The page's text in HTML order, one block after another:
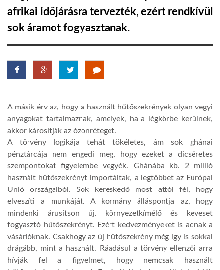
GLOBOTV
AFRIKA TUDÁSTÁR
A NAP SZÉPE
LINKTR.EE
DOBRAVERO.HU
afrikai időjárásra tervezték, ezért rendkívül
sok áramot fogyasztanak.
A másik érv az, hogy a használt hűtőszekrények olyan vegyi
anyagokat tartalmaznak, amelyek, ha a légkörbe kerülnek,
akkor károsítják az ózonréteget.
A törvény logikája tehát tökéletes, ám sok ghánai
pénztárcája nem engedi meg, hogy ezeket a dicséretes
szempontokat figyelembe vegyék. Ghánába kb. 2 millió
használt hűtőszekrényt importáltak, a legtöbbet az Európai
Unió országaiból. Sok kereskedő most attól fél, hogy
elveszíti a munkáját. A kormány álláspontja az, hogy
mindenki árusítson új, környezetkímélő és keveset
fogyasztó hűtőszekrényt. Ezért kedvezményeket is adnak a
vásárlóknak. Csakhogy az új hűtőszekrény még így is sokkal
drágább, mint a használt. Ráadásul a törvény ellenzői arra
hívják fel a figyelmet, hogy nemcsak használt